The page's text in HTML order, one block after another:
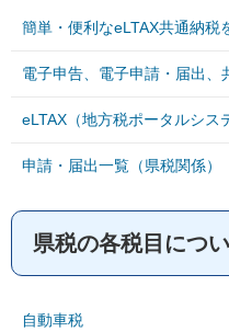
簡単・便利なeLTAX共通納税
電子申告、電子申請・届出、
eLTAX（地方税ポータルシス
申請・届出一覧（県税関係）
県税の各税目につ
自動車税